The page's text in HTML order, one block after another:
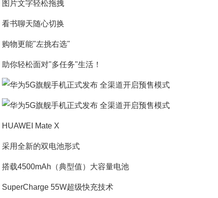
图片文字轻松拖拽
看书聊天随心切换
购物更能"左挑右选"
助你轻松面对"多任务"生活！
HUAWEI Mate X
采用全新的双电池形式
搭载4500mAh（典型值）大容量电池
SuperCharge 55W超级快充技术